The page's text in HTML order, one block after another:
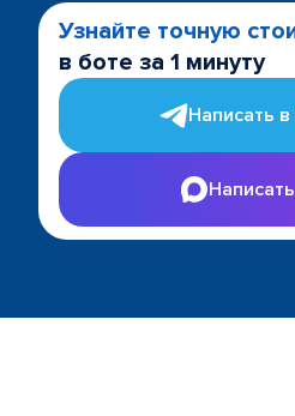
Узнайте точную
в боте за 1 минуту
Написать